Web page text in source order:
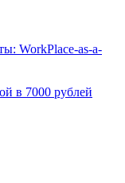
WorkPlace-as-a-
в 7000 рублей